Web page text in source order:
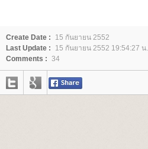
Create Date :
15 กันยายน 2552
Last Update :
15 กันยายน 2552 19:54:27 น.
Comments : 34